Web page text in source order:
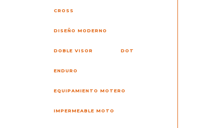
CROSS
DISEÑO MODERNO
DOBLE VISOR DOT
ENDURO
EQUIPAMIENTO MOTERO
IMPERMEABLE MOTO